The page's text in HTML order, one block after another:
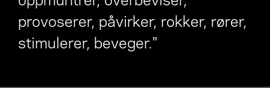
provoserer, påvirker, rokker, rører,
stimulerer, beveger."